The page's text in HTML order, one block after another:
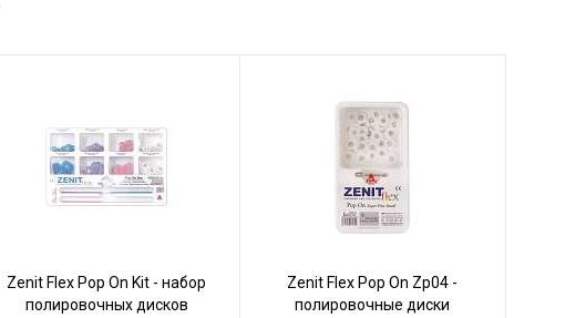
Zenit Flex Pop On Kit - набор
полировочных дисков
Zenit Flex Pop On Zp04 -
полировочные диски